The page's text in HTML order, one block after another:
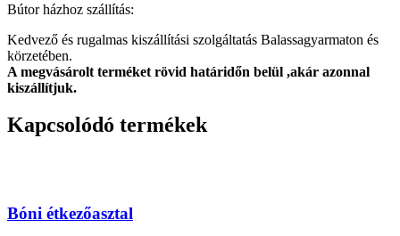
Bútor házhoz szállítás:
Kedvező és rugalmas kiszállítási szolgáltatás Balassagyarmaton és
körzetében.
A megvásárolt terméket rövid határidőn belül ,akár azonnal
kiszállítjuk.
Kapcsolódó termékek
Bóni étkezőasztal